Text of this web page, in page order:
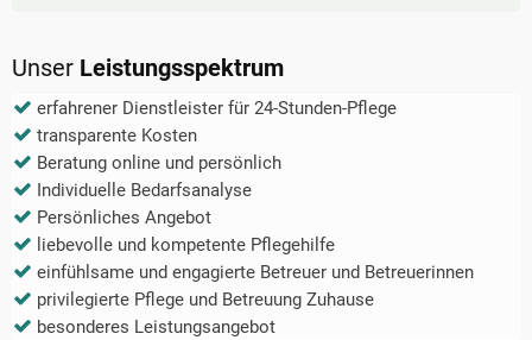
Unser Leistungsspektrum
erfahrener Dienstleister für 24-Stunden-Pflege
transparente Kosten
Beratung online und persönlich
Individuelle Bedarfsanalyse
Persönliches Angebot
liebevolle und kompetente Pflegehilfe
einfühlsame und engagierte Betreuer und Betreuerinnen
privilegierte Pflege und Betreuung Zuhause
besonderes Leistungsangebot